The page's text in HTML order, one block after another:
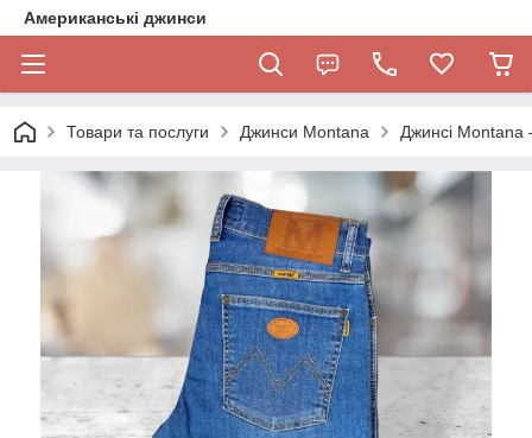
Американські джинси
Товари та послуги Джинси Montana Джинсі